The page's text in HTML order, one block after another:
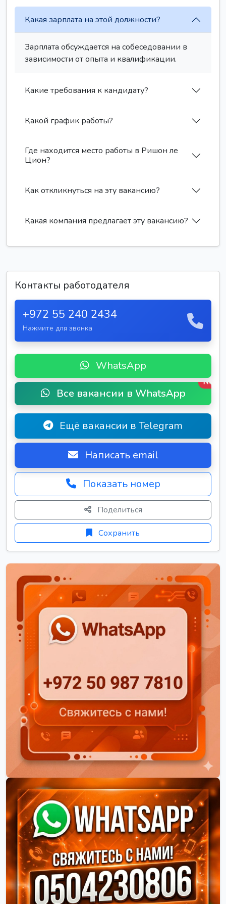
Какая зарплата на этой должности?
Зарплата обсуждается на собеседовании в
зависимости от опыта и квалификации.
Какие требования к кандидату?
Какой график работы?
Где находится место работы в Ришон ле
Цион?
Как откликнуться на эту вакансию?
Какая компания предлагает эту вакансию?
Контакты работодателя
+972 55 240 2434
Нажмите для звонка
WhatsApp
Все вакансии в WhatsApp
New
Ещё вакансии в Telegram
Написать email
Показать номер
Поделиться
Сохранить